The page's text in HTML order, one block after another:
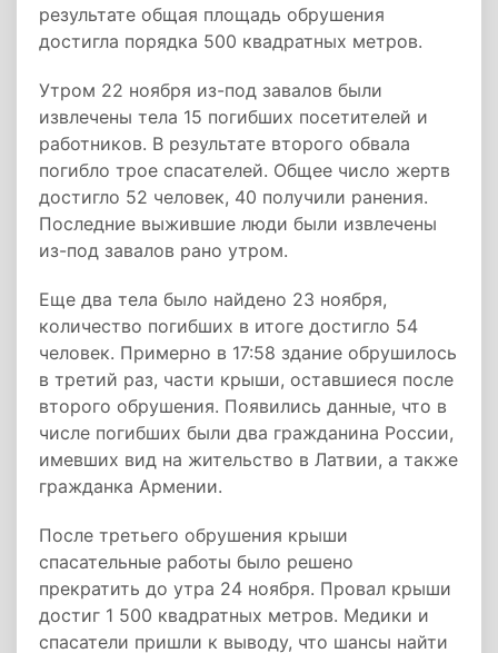
результате общая площадь обрушения
достигла порядка 500 квадратных метров.
Утром 22 ноября из-под завалов были
извлечены тела 15 погибших посетителей и
работников. В результате второго обвала
погибло трое спасателей. Общее число жертв
достигло 52 человек, 40 получили ранения.
Последние выжившие люди были извлечены
из-под завалов рано утром.
Еще два тела было найдено 23 ноября,
количество погибших в итоге достигло 54
человек. Примерно в 17:58 здание обрушилось
в третий раз, части крыши, оставшиеся после
второго обрушения. Появились данные, что в
числе погибших были два гражданина России,
имевших вид на жительство в Латвии, а также
гражданка Армении.
После третьего обрушения крыши
спасательные работы было решено
прекратить до утра 24 ноября. Провал крыши
достиг 1 500 квадратных метров. Медики и
спасатели пришли к выводу, что шансы найти